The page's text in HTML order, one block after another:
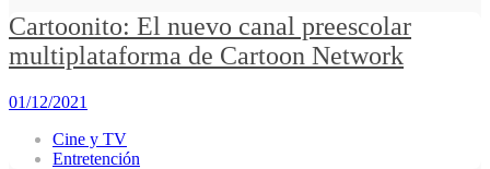
Cartoonito: El nuevo canal preescolar
multiplataforma de Cartoon Network
01/12/2021
Cine y TV
Entretención